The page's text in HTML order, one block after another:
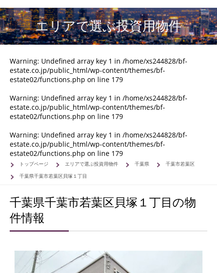
エリアで選ぶ投資用物件
Warning: Undefined array key 1 in /home/xs244828/bf-
estate.co.jp/public_html/wp-content/themes/bf-
estate02/functions.php on line 179
Warning: Undefined array key 1 in /home/xs244828/bf-
estate.co.jp/public_html/wp-content/themes/bf-
estate02/functions.php on line 179
Warning: Undefined array key 1 in /home/xs244828/bf-
estate.co.jp/public_html/wp-content/themes/bf-
estate02/functions.php on line 179
トップページ エリアで選ぶ投資用物件 千葉県
千葉市若葉区
千葉県千葉市若葉区貝塚１丁目
千葉県千葉市若葉区貝塚１丁目の物
件情報